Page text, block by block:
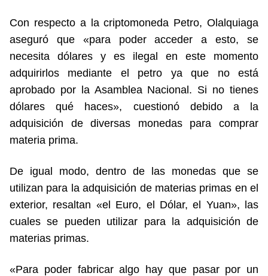
Con respecto a la criptomoneda Petro, Olalquiaga
aseguró que «para poder acceder a esto, se
necesita dólares y es ilegal en este momento
adquirirlos mediante el petro ya que no está
aprobado por la Asamblea Nacional. Si no tienes
dólares qué haces», cuestionó debido a la
adquisición de diversas monedas para comprar
materia prima.
De igual modo, dentro de las monedas que se
utilizan para la adquisición de materias primas en el
exterior, resaltan «el Euro, el Dólar, el Yuan», las
cuales se pueden utilizar para la adquisición de
materias primas.
«Para poder fabricar algo hay que pasar por un